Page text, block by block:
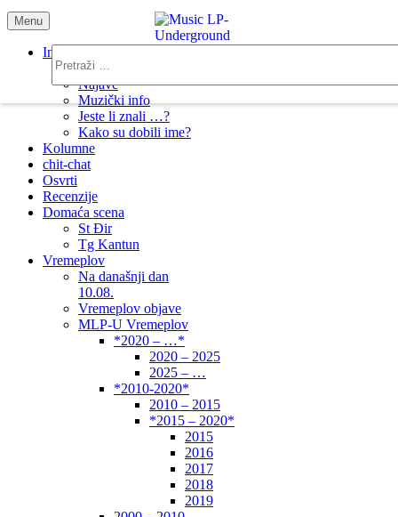
samo muzika i …..
Menu
Info
Novosti
Najave
Muzički info
Jeste li znali …?
Kako su dobili ime?
Kolumne
chit-chat
Osvrti
Recenzije
Domaća scena
St Đir
Tg Kantun
Vremeplov
Na današnji dan
10.08.
Vremeplov objave
MLP-U Vremeplov
*2020 – …*
2020 – 2025
2025 – …
*2010-2020*
2010 – 2015
*2015 – 2020*
2015
2016
2017
2018
2019